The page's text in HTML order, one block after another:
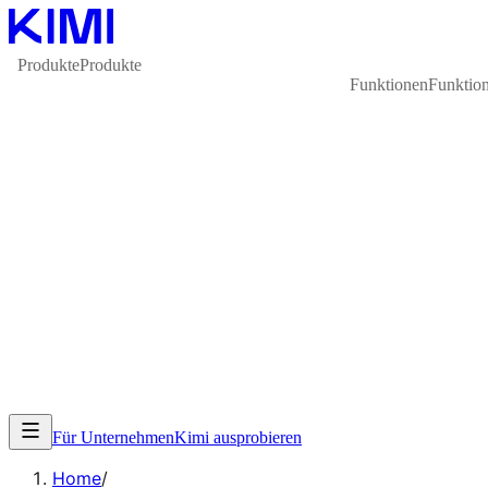
ProdukteProdukte
Funktionen
Für UnternehmenKimi ausprobieren
Home/